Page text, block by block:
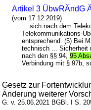
Artikel 3 ÜbwRÄndG
(vom 17.12.2019)
... sich nach dem
Telekommunikations-
entsprechend. (5) Bei
technisch ... Sicherheit
nach den §§ 94,95
Verbindung mit § 97b,
Gesetz zur
Änderung weiterer
G. v. 25.06.2021 BGBl. I S.